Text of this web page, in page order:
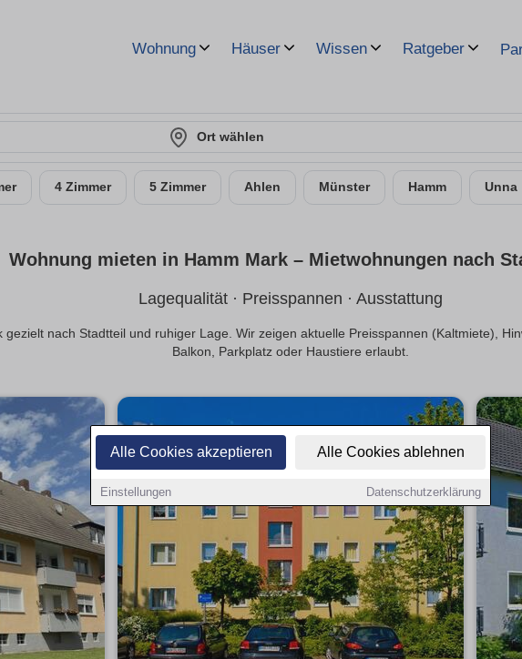
Alle Cookies akzeptieren Alle Cookies ablehnen
Einstellungen Datenschutzerklärung
Wohnung Häuser Wissen Ratgeber
Ort wählen
4 Zimmer 5 Zimmer Ahlen Münster Hamm Unna
Wohnung mieten in Hamm Mark – Miet­wohnungen nach
Lagequalität · Preisspannen · Ausstattung
nach Stadtteil und ruhiger Lage. Wir zeigen aktuelle Preisspannen (Kaltmiete),
Balkon, Parkplatz oder Haustiere erlaubt.